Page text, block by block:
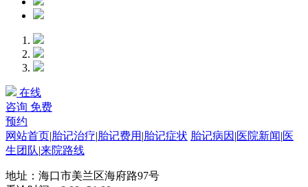
在线
咨询 免费
预约
网站首页|胎记治疗|胎记费用 |胎记症状 胎记病因 |医院新闻|医
生团队|来院路线
地址：海口市美兰区海府路97号